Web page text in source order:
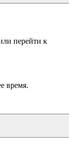
перейти к
время.